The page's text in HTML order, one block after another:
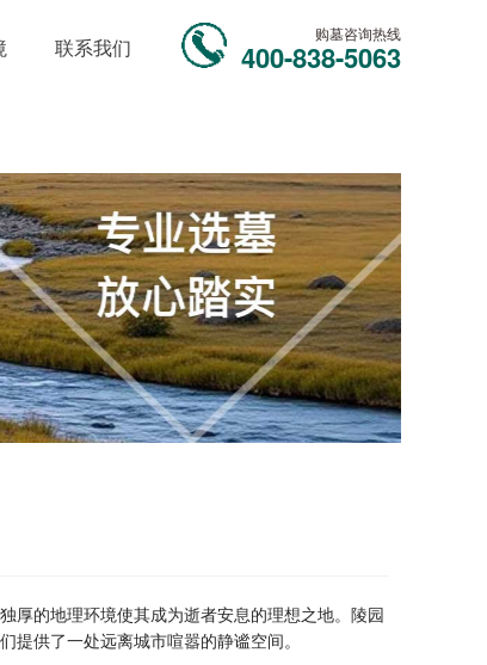
联系我们
购墓咨询热线
400-838-5063
厚的地理环境使其成为逝者安息的理想之地。陵园
供了一处远离城市喧嚣的静谧空间。